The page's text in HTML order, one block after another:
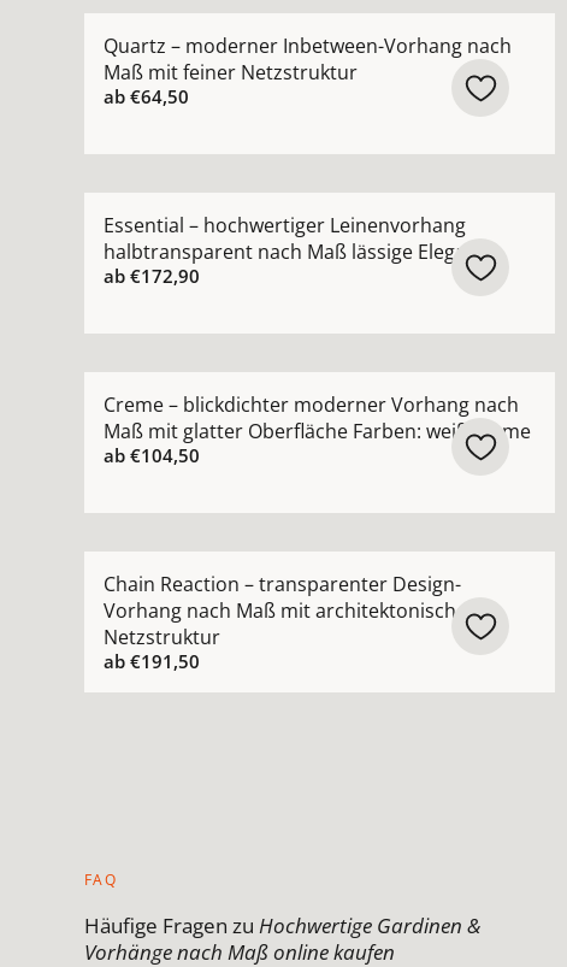
Quartz – moderner Inbetween-Vorhang nach
Maß mit feiner Netzstruktur
ab €64,50
Essential – hochwertiger Leinenvorhang
halbtransparent nach Maß lässige Eleganz
ab €172,90
Creme – blickdichter moderner Vorhang nach
Maß mit glatter Oberfläche Farben: weiß creme
ab €104,50
Chain Reaction – transparenter Design-
Vorhang nach Maß mit architektonischer
Netzstruktur
ab €191,50
FAQ
Häufige Fragen zu Hochwertige Gardinen &
Vorhänge nach Maß online kaufen